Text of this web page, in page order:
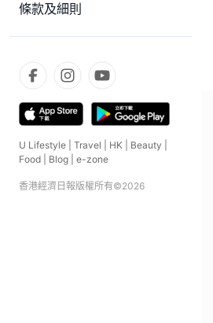
條款及細則
U Lifestyle Travel HK Beauty
Food
Blog e-zone
香港經濟日報版權所有©2026